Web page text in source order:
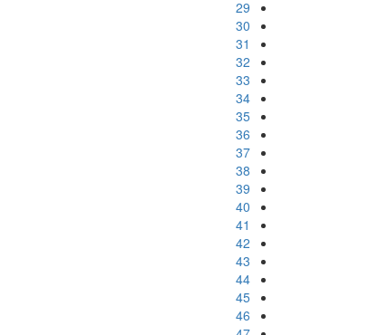
29
30
31
32
33
34
35
36
37
38
39
40
41
42
43
44
45
46